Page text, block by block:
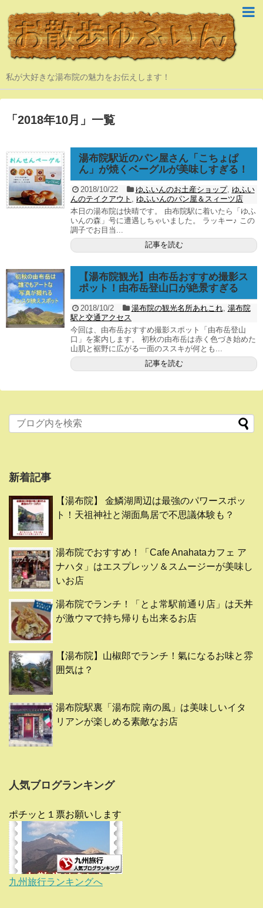
私が大好きな湯布院の魅力をお伝えします！
「 2018年10月 」 一覧
湯布院駅近のパン屋さん「こちょぱ
ん」が焼くベーグルが美味しすぎる！
2018/10/22 ゆふいんのお土産ショップ, ゆふい
んのテイクアウト
ゆふいんのパン屋＆スィーツ店
本日の湯布院は快晴です。 由布院駅に着いたら「ゆふ
いんの森」号に遭遇しちゃいました。 ラッキー♪ この
調子でお目当...
記事を読む
【湯布院観光】由布岳おすすめ撮影ス
ポット！由布岳登山口が絶景すぎる
2018/10/2 湯布院の観光名所あれこれ, 湯布院
駅と交通アクセス
今回は、由布岳おすすめ撮影スポット「由布岳登山
口」を案内します。 初秋の由布岳は赤く色づき始めた
山肌と裾野に広がる一面のススキが何とも...
記事を読む
新着記事
【湯布院】 金鱗湖周辺は最強のパワースポッ
ト！天祖神社と湖面鳥居で不思議体験も？
湯布院でおすすめ！「Cafe Anahataカフェ ア
ナハタ」はエスプレッソ＆スムージーが美味し
いお店
湯布院でランチ！「とよ常駅前通り店」は天丼
が激ウマで持ち帰りも出来るお店
【湯布院】山椒郎でランチ！氣になるお味と雰
囲気は？
湯布院駅裏「湯布院 南の風」は美味しいイタ
リアンが楽しめる素敵なお店
人気ブログランキング
ポチッと１票お願いします
九州旅行ランキングへ